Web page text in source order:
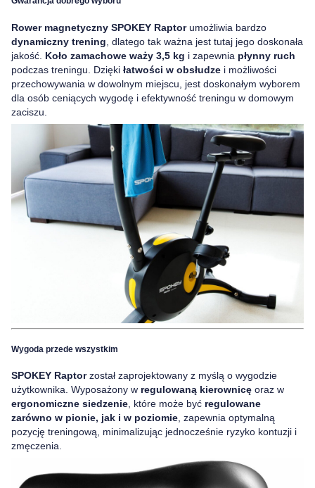
Rower magnetyczny SPOKEY Raptorumożliwia bardzo
dynamiczny trening , dlatego tak ważna jest tutaj jego doskonała
jakość. Koło zamachowe waży 3,5 kg i zapewnia płynny ruch
podczas treningu. Dzięki łatwości w obsłudze i możliwości
przechowywania w dowolnym miejscu, jest doskonałym wyborem
dla osób ceniących wygodę i efektywność treningu w domowym
zaciszu.
Wygoda przede wszystkim
SPOKEY Raptorzostał zaprojektowany z myślą o wygodzie
użytkownika. Wyposażony w regulowaną kierownicę oraz w
ergonomiczne siedzenie , które może być regulowane
zarówno w pionie, jak i w poziomie , zapewnia optymalną
pozycję treningową, minimalizując jednocześnie ryzyko kontuzji i
zmęczenia.